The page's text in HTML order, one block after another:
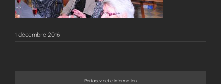
1 décembre 2016
Partagez cette information